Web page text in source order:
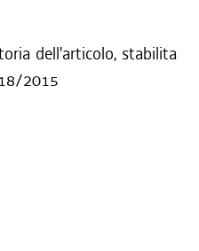
dell'articolo, stabilita
2015